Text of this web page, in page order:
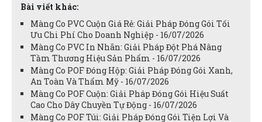
Bài viết khác:
Màng Co PVC Cuộn Giá Rẻ: Giải Pháp Đóng Gói Tối
Ưu Chi Phí Cho Doanh Nghiệp - 16/07/2026
Màng Co PVC In Nhãn: Giải Pháp Đột Phá Nâng
Tầm Thương Hiệu Sản Phẩm - 16/07/2026
Màng Co POF Đóng Hộp: Giải Pháp Đóng Gói Xanh,
An Toàn Và Thẩm Mỹ - 16/07/2026
Màng Co POF Cuộn: Giải Pháp Đóng Gói Hiệu Suất
Cao Cho Dây Chuyền Tự Động - 16/07/2026
Màng Co POF Túi: Giải Pháp Đóng Gói Tiện Lợi Và